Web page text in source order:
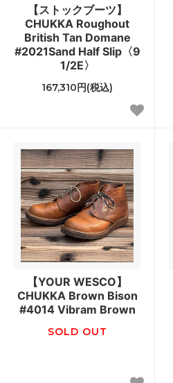
【ストックブーツ】
CHUKKA Roughout
British Tan Domane
#2021Sand Half Slip〈9
1/2E〉
167,310円(税込)
【YOUR WESCO】
CHUKKA Brown Bison
#4014 Vibram Brown
SOLD OUT